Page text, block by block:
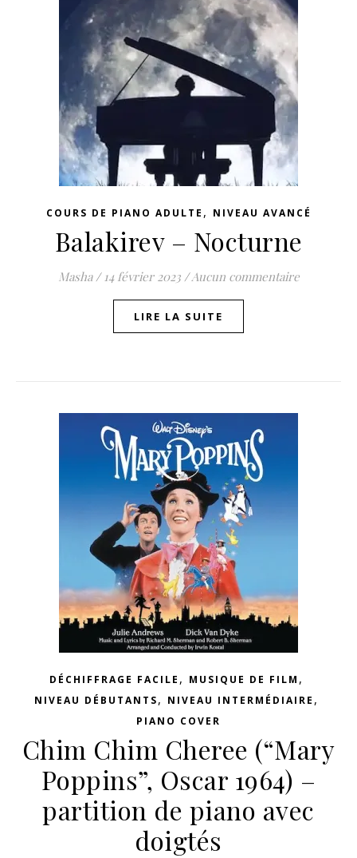
COURS DE PIANO ADULTE , NIVEAU AVANCÉ
Balakirev – Nocturne
Masha / 14 février 2023 /Aucun commentaire
LIRE LA SUITE
DÉCHIFFRAGE FACILE , MUSIQUE DE FILM ,
NIVEAU DÉBUTANTS, NIVEAU INTERMÉDIAIRE ,
PIANO COVER
Chim Chim Cheree (“Mary
Poppins”, Oscar 1964) –
partition de piano avec
doigtés